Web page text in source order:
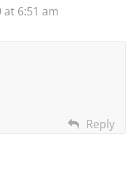
suka. Contoh: masukkan
berlainan tau.
at 6:51 am
Reply